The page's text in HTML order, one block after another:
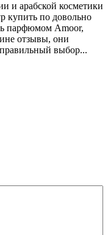
и арабской косметики
купить по довольно
парфюмом Amoor,
отзывы, они
выбор...